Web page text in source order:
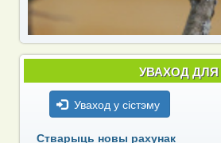
УВАХОД ДЛЯ
Уваход у сістэму
Стварыць новы рахунак